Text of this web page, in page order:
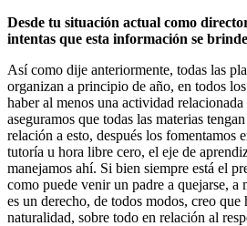
Desde tu situación actual como
intentas que esta información se
Así como dije anteriormente, todas las
organizan a principio de año, en todos
haber al menos una actividad
aseguramos que todas las materias
relación a esto, después los fomentamos
tutoría u hora libre cero, el eje de
manejamos ahí. Si bien siempre está el
como puede venir un padre a quejarse, a
es un derecho, de todos modos, creo
naturalidad, sobre todo en relación al